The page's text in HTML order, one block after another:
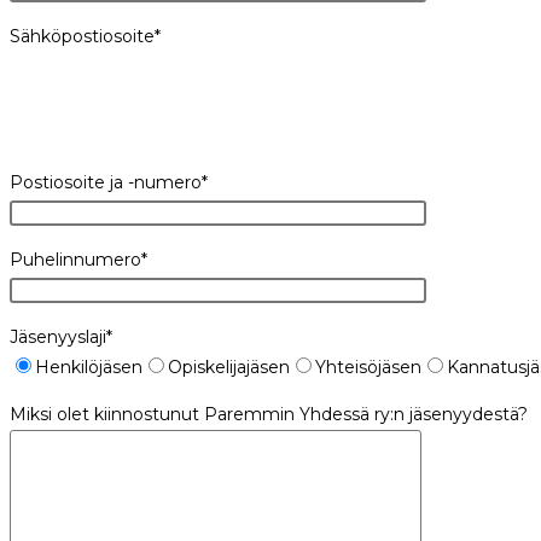
Sähköpostiosoite*
Postiosoite ja -numero*
Puhelinnumero*
Jäsenyyslaji*
Henkilöjäsen
Opiskelijajäsen Yhteisöjäsen
Miksi olet kiinnostunut Paremmin Yhdessä ry:n jäsenyydestä?